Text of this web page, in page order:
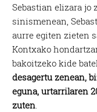
Sebastian elizara jo
sinismenean,
aurre egiten zieten
Kontxako
bakoitzeko kide
desagertu zenean,
eguna, urtarrilaren
zuten.